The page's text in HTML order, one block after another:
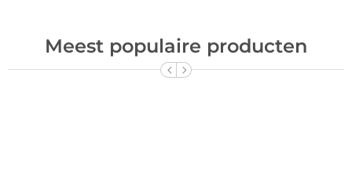
Meest populaire producten